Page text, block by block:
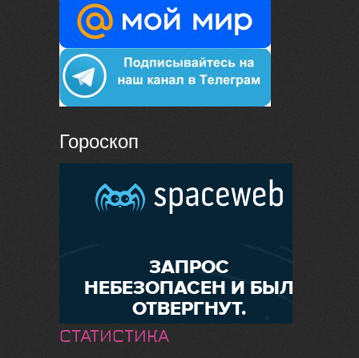
Гороскоп
СТАТИСТИКА